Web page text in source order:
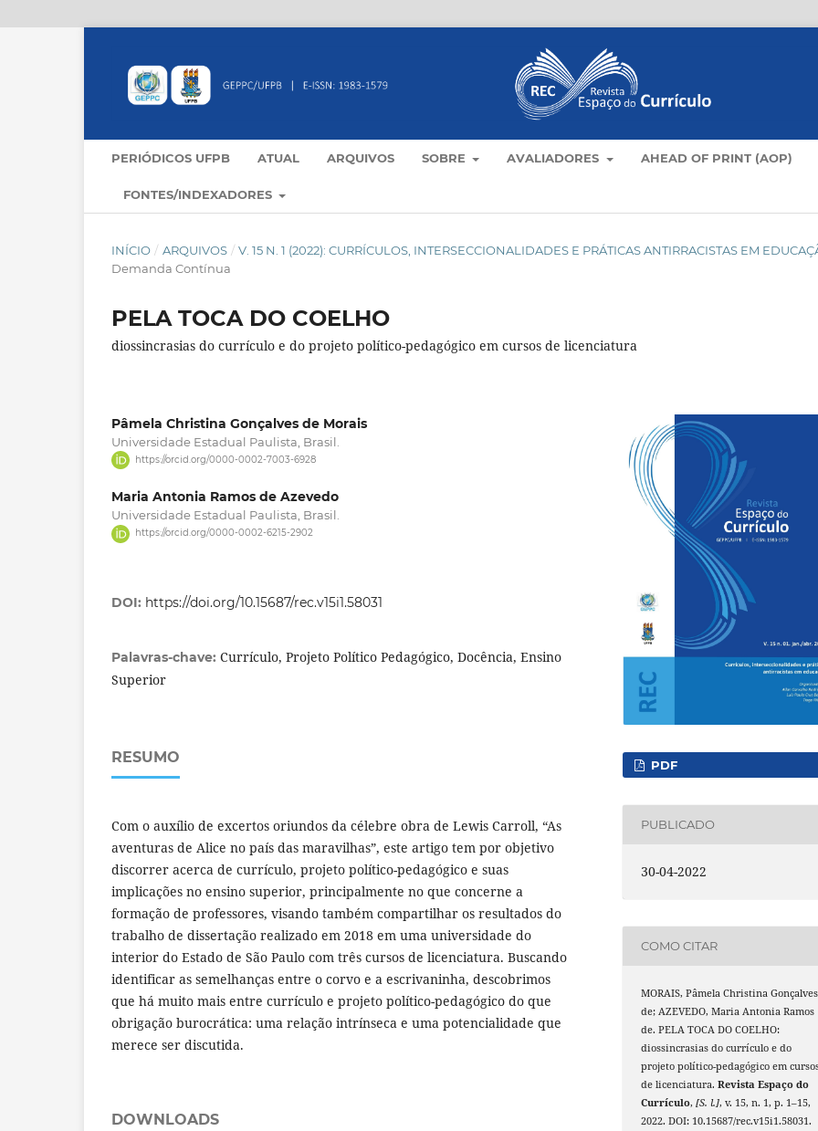
PERIÓDICOS UFPB ATUAL ARQUIVOS SOBRE AVALIADORES AHEAD OF PRINT (AOP)
FONTES/INDEXADORES
INÍCIO / ARQUIVOS / V. 15 N. 1 (2022): CURRÍCULOS, INTERSECCIONALIDADES E PRÁTICAS ANTIRRACISTAS EM
Demanda Contínua
PELA TOCA DO COELHO
diossincrasias do currículo e do projeto político-pedagógico em cursos de licenciatura
Pâmela Christina Gonçalves de Morais
Universidade Estadual Paulista, Brasil.
https://orcid.org/0000-0002-7003-6928
Maria Antonia Ramos de Azevedo
Universidade Estadual Paulista, Brasil.
https://orcid.org/0000-0002-6215-2902
DOI: https://doi.org/10.15687/rec.v15i1.58031
Palavras-chave: Currículo, Projeto Político Pedagógico, Docência, Ensino
Superior
RESUMO
Com o auxílio de excertos oriundos da célebre obra de Lewis Carroll, “As
aventuras de Alice no país das maravilhas”, este artigo tem por objetivo
discorrer acerca de currículo, projeto político-pedagógico e suas
implicações no ensino superior, principalmente no que concerne a
formação de professores, visando também compartilhar os resultados do
trabalho de dissertação realizado em 2018 em uma universidade do
interior do Estado de São Paulo com três cursos de licenciatura. Buscando
identificar as semelhanças entre o corvo e a escrivaninha, descobrimos
que há muito mais entre currículo e projeto político-pedagógico do que
obrigação burocrática: uma relação intrínseca e uma potencialidade que
merece ser discutida.
DOWNLOADS
PDF
PUBLICADO
30-04-2022
COMO CITAR
MORAIS, Pâmela Christina Gonçalves
de; AZEVEDO, Maria Antonia Ramos
de. PELA TOCA DO COELHO:
diossincrasias do currículo e do
projeto político-pedagógico em
de licenciatura.Revista Espaço do
Currículo,[S. l.], v. 15, n. 1, p. 1–15,
2022. DOI: 10.15687/rec.v15i1.58031.